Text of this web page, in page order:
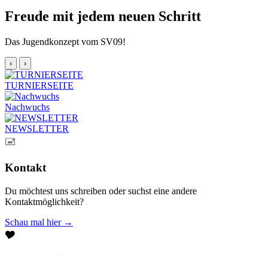
Freude mit jedem neuen Schritt
Das Jugendkonzept vom SV09!
‹ ›
TURNIERSEITE
Nachwuchs
NEWSLETTER
🖃
Kontakt
Du möchtest uns schreiben oder suchst eine andere
Kontaktmöglichkeit?
Schau mal hier →
🎔